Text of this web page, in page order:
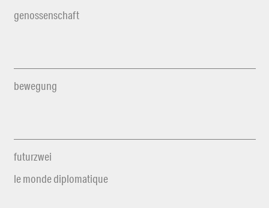
genossenschaft
bewegung
futurzwei
le monde diplomatique